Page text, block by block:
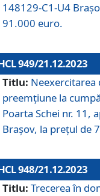
148129-C1-U4
91.000 euro.
949/21.12.2023
Titlu: Neexercitarea
preemțiune la
Poarta Schei nr. 11,
Brașov, la prețul de
948/21.12.2023
Titlu: Trecerea în